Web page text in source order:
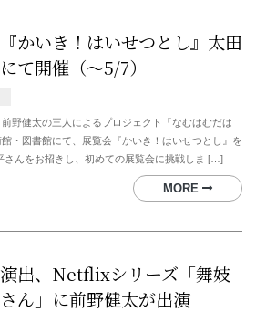
かいき！はいせつとし』太田
て開催（〜5/7）
野健太の三人によるプロジェクト「なむはむだは
・図書館にて、展覧会『かいき！はいせつとし』を
さんをお招きし、初めての展覧会に挑戦しま […]
MORE
出、Netflixシリーズ「舞妓
ん」に前野健太が出演